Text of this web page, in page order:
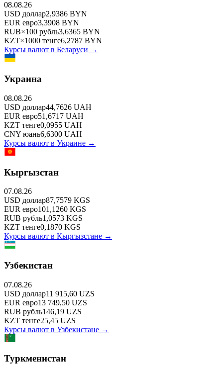
08.08.26
USD доллар2,9386 BYN
EUR евро3,3908 BYN
RUB×100 рубль3,6365 BYN
KZT×1000 тенге6,2787 BYN
Курсы валют в Беларуси →
Украина
08.08.26
USD доллар44,7626 UAH
EUR евро51,6717 UAH
KZT тенге0,0955 UAH
CNY юань6,6300 UAH
Курсы валют в Украине →
Кыргызстан
07.08.26
USD доллар87,7579 KGS
EUR евро101,1260 KGS
RUB рубль1,0573 KGS
KZT тенге0,1870 KGS
Курсы валют в Кыргызстане →
Узбекистан
07.08.26
USD доллар11 915,60 UZS
EUR евро13 749,50 UZS
RUB рубль146,19 UZS
KZT тенге25,45 UZS
Курсы валют в Узбекистане →
Туркменистан